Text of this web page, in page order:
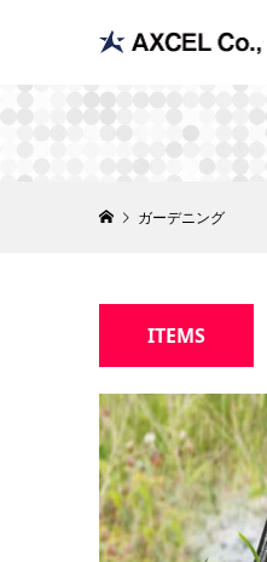
ガーデニング
ITEMS